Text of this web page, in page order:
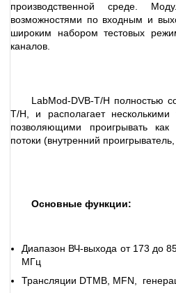
производственной среде.
возможностями по входным и
широким набором тестовых
каналов.
LabMod-DVB-T/H полностью
T/H, и располагает
позволяющими проигрывать
потоки (внутренний
Основные функции:
Диапазон ВЧ-выхода от 173 до
МГц
Трансляции DTMB, MFN,